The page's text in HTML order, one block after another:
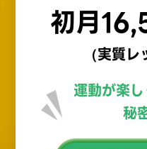
初月
（実質
運動が楽
秘